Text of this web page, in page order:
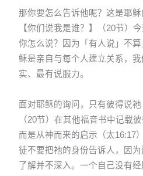
那你要怎么告诉他呢？这是耶
【你们说我是谁？】（20节）
你怎么说？因为「有人说」不
稣是亲自与每个人建立关系，
实、最有说服力。
面对耶稣的询问，只有彼得说祂
（20节）在其他福音书中记载
而是从神而来的启示（太16:17
徒不要把祂的身份告诉人，因
了解并不深入。一个自己没有